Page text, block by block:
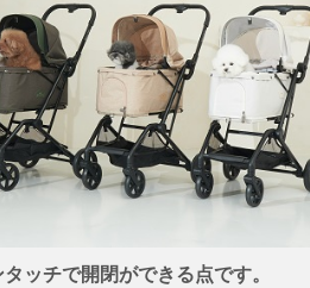
ッチで開閉ができる点です。